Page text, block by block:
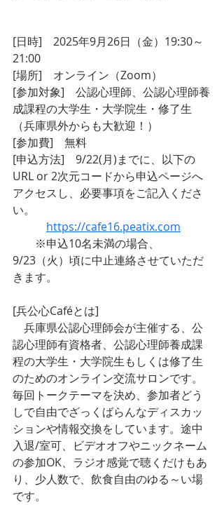
[日時]　2025年9月26日（金）19:30～
21:00
[場所]　オンライン（Zoom）
[参加対象]　公認心理師、公認心理師養
成課程の大学生・大学院生・修了生
（兵庫県外からも大歓迎！）
[参加費]　無料
[申込方法]　9/22(月)までに、以下の
URL or 2次元コードから申込ページへ
アクセスし、必要事項をご記入くださ
い。
https://cafe16.peatix.com
※申込10名未満の場合、
9/23（火）頃に中止連絡させていただ
きます。
[兵公心Caféとは]
兵庫県公認心理師会が主催する、公
認心理師有資格者、公認心理師養成課
程の大学生・大学院生もしくは修了生
のためのオンライン交流サロンです。
毎回トークテーマを決め、参加者どう
しで自由でざっくばらんなディスカッ
ションや情報交換をしています。途中
入退/室可、ビデオオフやニックネーム
の参加OK、ラジオ感覚で聴くだけもあ
り、少人数で、飲食自由のゆる～い場
です。